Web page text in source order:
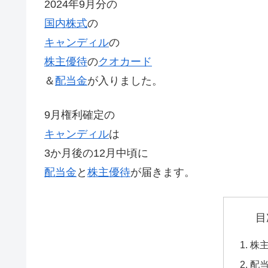
2024年9月分の
国内株式の
キャンディルの
株主優待のクオカード
＆配当金が入りました。
9月権利確定の
キャンディルは
3か月後の12月中頃に
配当金 と 株主優待が届きます。
株
配